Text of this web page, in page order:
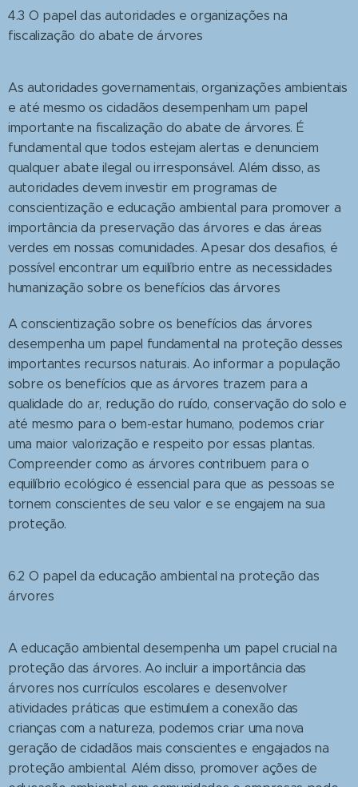
4.3 O papel das autoridades e organizações na
fiscalização do abate de árvores
As autoridades governamentais, organizações ambientais
e até mesmo os cidadãos desempenham um papel
importante na fiscalização do abate de árvores. É
fundamental que todos estejam alertas e denunciem
qualquer abate ilegal ou irresponsável. Além disso, as
autoridades devem investir em programas de
conscientização e educação ambiental para promover a
importância da preservação das árvores e das áreas
verdes em nossas comunidades. Apesar dos desafios, é
possível encontrar um equilíbrio entre as necessidades
humanização sobre os benefícios das árvores
A conscientização sobre os benefícios das árvores
desempenha um papel fundamental na proteção desses
importantes recursos naturais. Ao informar a população
sobre os benefícios que as árvores trazem para a
qualidade do ar, redução do ruído, conservação do solo e
até mesmo para o bem-estar humano, podemos criar
uma maior valorização e respeito por essas plantas.
Compreender como as árvores contribuem para o
equilíbrio ecológico é essencial para que as pessoas se
tornem conscientes de seu valor e se engajem na sua
proteção.
6.2 O papel da educação ambiental na proteção das
árvores
A educação ambiental desempenha um papel crucial na
proteção das árvores. Ao incluir a importância das
árvores nos currículos escolares e desenvolver
atividades práticas que estimulem a conexão das
crianças com a natureza, podemos criar uma nova
geração de cidadãos mais conscientes e engajados na
proteção ambiental. Além disso, promover ações de